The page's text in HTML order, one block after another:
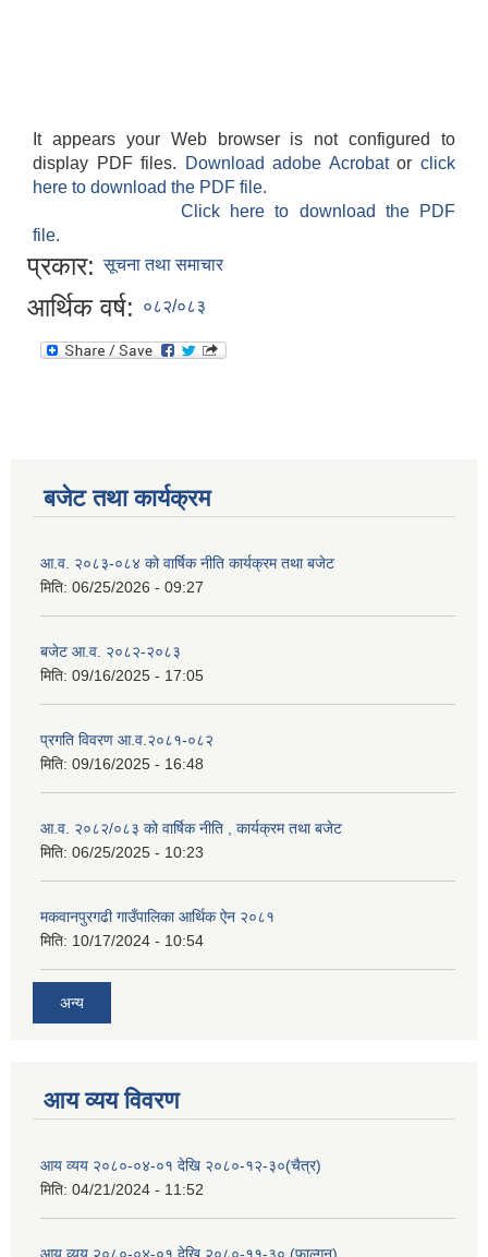
It appears your Web browser is not configured to
display PDF files.
Download adobe Acrobatorclick
here to download the PDF file.
Click here to download the PDF
file.
प्रकार: सूचना तथा समाचार
आर्थिक वर्ष: ०८२/०८३
बजेट तथा कार्यक्रम
आ.व. २०८३-०८४ को वार्षिक नीति कार्यक्रम तथा बजेट
मिति: 06/25/2026 - 09:27
बजेट आ.व. २०८२-२०८३
मिति: 09/16/2025 - 17:05
प्रगति विवरण आ.व.२०८१-०८२
मिति: 09/16/2025 - 16:48
आ.व. २०८२/०८३ को वार्षिक नीति , कार्यक्रम तथा बजेट
मिति: 06/25/2025 - 10:23
मकवानपुरगढी गाउँपालिका आर्थिक ‌‌‌ऐन २०८१
मिति: 10/17/2024 - 10:54
अन्य
आय व्यय विवरण
आय व्यय २०८०-०४-०१ देखि २०८०-१२-३०(चैत्र)
मिति: 04/21/2024 - 11:52
आय व्यय २०८०-०४-०१ देखि २०८०-११-३० (फाल्गुन)